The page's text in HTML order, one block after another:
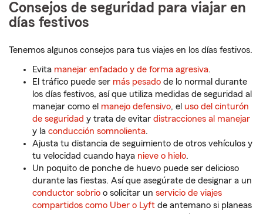
Consejos de seguridad para viajar en
días festivos
Tenemos algunos consejos para tus viajes en los días festivos.
Evita manejar enfadado y de forma agresiva.
El tráfico puede ser más pesado de lo normal durante
los días festivos, así que utiliza medidas de seguridad al
manejar como el manejo defensivo, el uso del cinturón
de seguridad y trata de evitar distracciones al manejar
y la conducción somnolienta.
Ajusta tu distancia de seguimiento de otros vehículos y
tu velocidad cuando haya nieve o hielo.
Un poquito de ponche de huevo puede ser delicioso
durante las fiestas. Así que asegúrate de designar a un
conductor sobrio o solicitar un servicio de viajes
compartidos como Uber o Lyft de antemano si planeas